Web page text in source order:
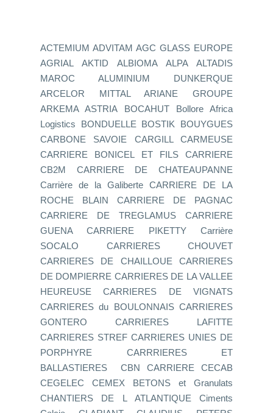
ACTEMIUM ADVITAM AGC GLASS EUROPE
AGRIAL AKTID ALBIOMA ALPA ALTADIS
MAROC ALUMINIUM DUNKERQUE
ARCELOR MITTAL ARIANE GROUPE
ARKEMA ASTRIA BOCAHUT Bollore Africa
Logistics BONDUELLE BOSTIK BOUYGUES
CARBONE SAVOIE CARGILL CARMEUSE
CARRIERE BONICEL ET FILS CARRIERE
CB2M CARRIERE DE CHATEAUPANNE
Carrière de la Galiberte CARRIERE DE LA
ROCHE BLAIN CARRIERE DE PAGNAC
CARRIERE DE TREGLAMUS CARRIERE
GUENA CARRIERE PIKETTY Carrière
SOCALO CARRIERES CHOUVET
CARRIERES DE CHAILLOUE CARRIERES
DE DOMPIERRE CARRIERES DE LA VALLEE
HEUREUSE CARRIERES DE VIGNATS
CARRIERES du BOULONNAIS CARRIERES
GONTERO CARRIERES LAFITTE
CARRIERES STREF CARRIERES UNIES DE
PORPHYRE CARRRIERES ET
BALLASTIERES CBN CARRIERE CECAB
CEGELEC CEMEX BETONS et Granulats
CHANTIERS DE L ATLANTIQUE Ciments